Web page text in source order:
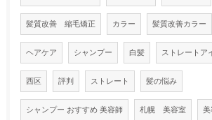
髪質改善 縮毛矯正 カラー 髪質改善カラー
ヘアケア シャンプー 白髪 ストレートア
西区 評判 ストレート 髪の悩み
シャンプー おすすめ 美容師 札幌 美容室